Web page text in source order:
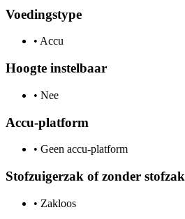
Voedingstype
• Accu
Hoogte instelbaar
• Nee
Accu-platform
• Geen accu-platform
Stofzuigerzak of zonder stofzak
• Zakloos